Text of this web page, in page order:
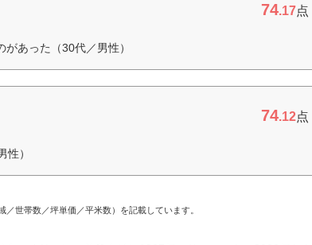
74.17点
あった（30代／男性）
74.12点
）
世帯数／坪単価／平米数）を記載しています。